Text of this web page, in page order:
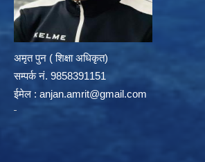
अमृत पुन ( शिक्षा अधिकृत)
सम्पर्क न‌ं. 9858391151
ईमेल : anjan.amrit@gmail.com